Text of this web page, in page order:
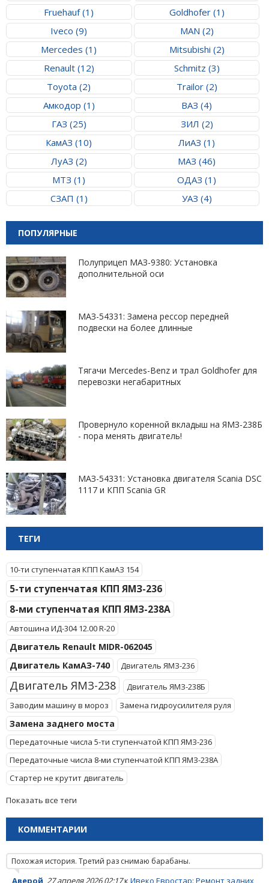
Fruehauf (1)
Goldhofer (1)
Iveco (9)
MAN (2)
Mercedes (1)
Mitsubishi (2)
Renault (12)
Schmitz (3)
Toyota (2)
Trailor (2)
Амкодор (1)
ВАЗ (4)
ГАЗ (25)
ЗИЛ (2)
КамАЗ (10)
ЛиАЗ (1)
ЛуАЗ (2)
МАЗ (46)
МТЗ (1)
ОДАЗ (1)
СЗАП (1)
УАЗ (4)
ПОПУЛЯРНЫЕ
Полуприцеп МАЗ-9380: Установка
дополнительной оси
МАЗ-54331: Замена рессор передней
подвески на более длинные
Тягачи Mercedes-Benz и трал Goldhofer для
перевозки негабаритных
Провернуло коренной вкладыш на ЯМЗ-238Б
- пора менять двигатель!
МАЗ-54331: Установка двигателя Scania DSC
1117 и КПП Scania GR
ТЕГИ
10-ти ступенчатая КПП КамАЗ 154
5-ти ступенчатая КПП ЯМЗ-236
8-ми ступенчатая КПП ЯМЗ-238А
Автошина ИД-304 12.00 R-20
Двигатель Renault MIDR-062045
Двигатель КамАЗ-740
Двигатель ЯМЗ-236
Двигатель ЯМЗ-238
Двигатель ЯМЗ-238Б
Заводим машину в мороз
Замена гидроусилителя руля
Замена заднего моста
Передаточные числа 5-ти ступенчатой КПП ЯМЗ-236
Передаточные числа 8-ми ступенчатой КПП ЯМЗ-238А
Стартер не крутит двигатель
Показать все теги
КОММЕНТАРИИ
Похожая история. Третий раз снимаю барабаны.
Аверой 27 апреля 2026 02:17к Ивеко Евростар: Ремонт задних